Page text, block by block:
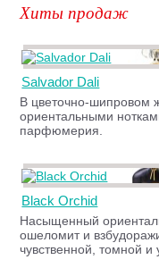
Хиты продаж
Salvador Dali
В цветочно-шипровом
ориентальными
парфюмерия.
Black Orchid
Насыщенный
ошеломит и
чувственной, томной и